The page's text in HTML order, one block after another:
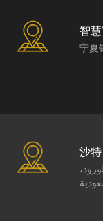
智
宁夏
沙
حي الورود،